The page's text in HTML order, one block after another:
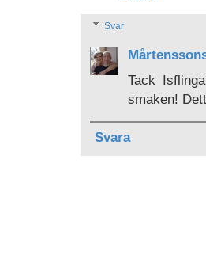
Svar
Tack
smaken!
Svara